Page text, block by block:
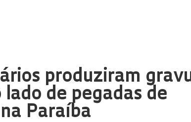
produziram
de pegadas de
Paraíba